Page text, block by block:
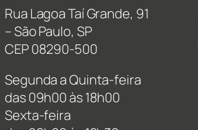
Rua Lagoa Taí Grande, 91
– São Paulo, SP
CEP 08290-500
Segunda a Quinta-feira
das 09h00 às 18h00
Sexta-feira